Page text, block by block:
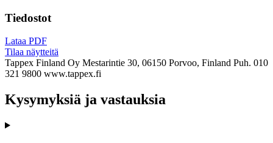
Tiedostot
Lataa PDF
Tilaa näytteitä
Tappex Finland Oy Mestarintie 30, 06150 Porvoo, Finland Puh. 010
321 9800 www.tappex.fi
Kysymyksiä ja vastauksia